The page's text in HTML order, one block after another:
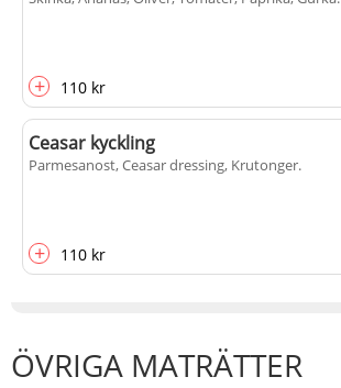
+ 110 kr
Ceasar kyckling
Parmesanost, Ceasar dressing, Krutonger.
+ 110 kr
ÖVRIGA MATRÄTTER